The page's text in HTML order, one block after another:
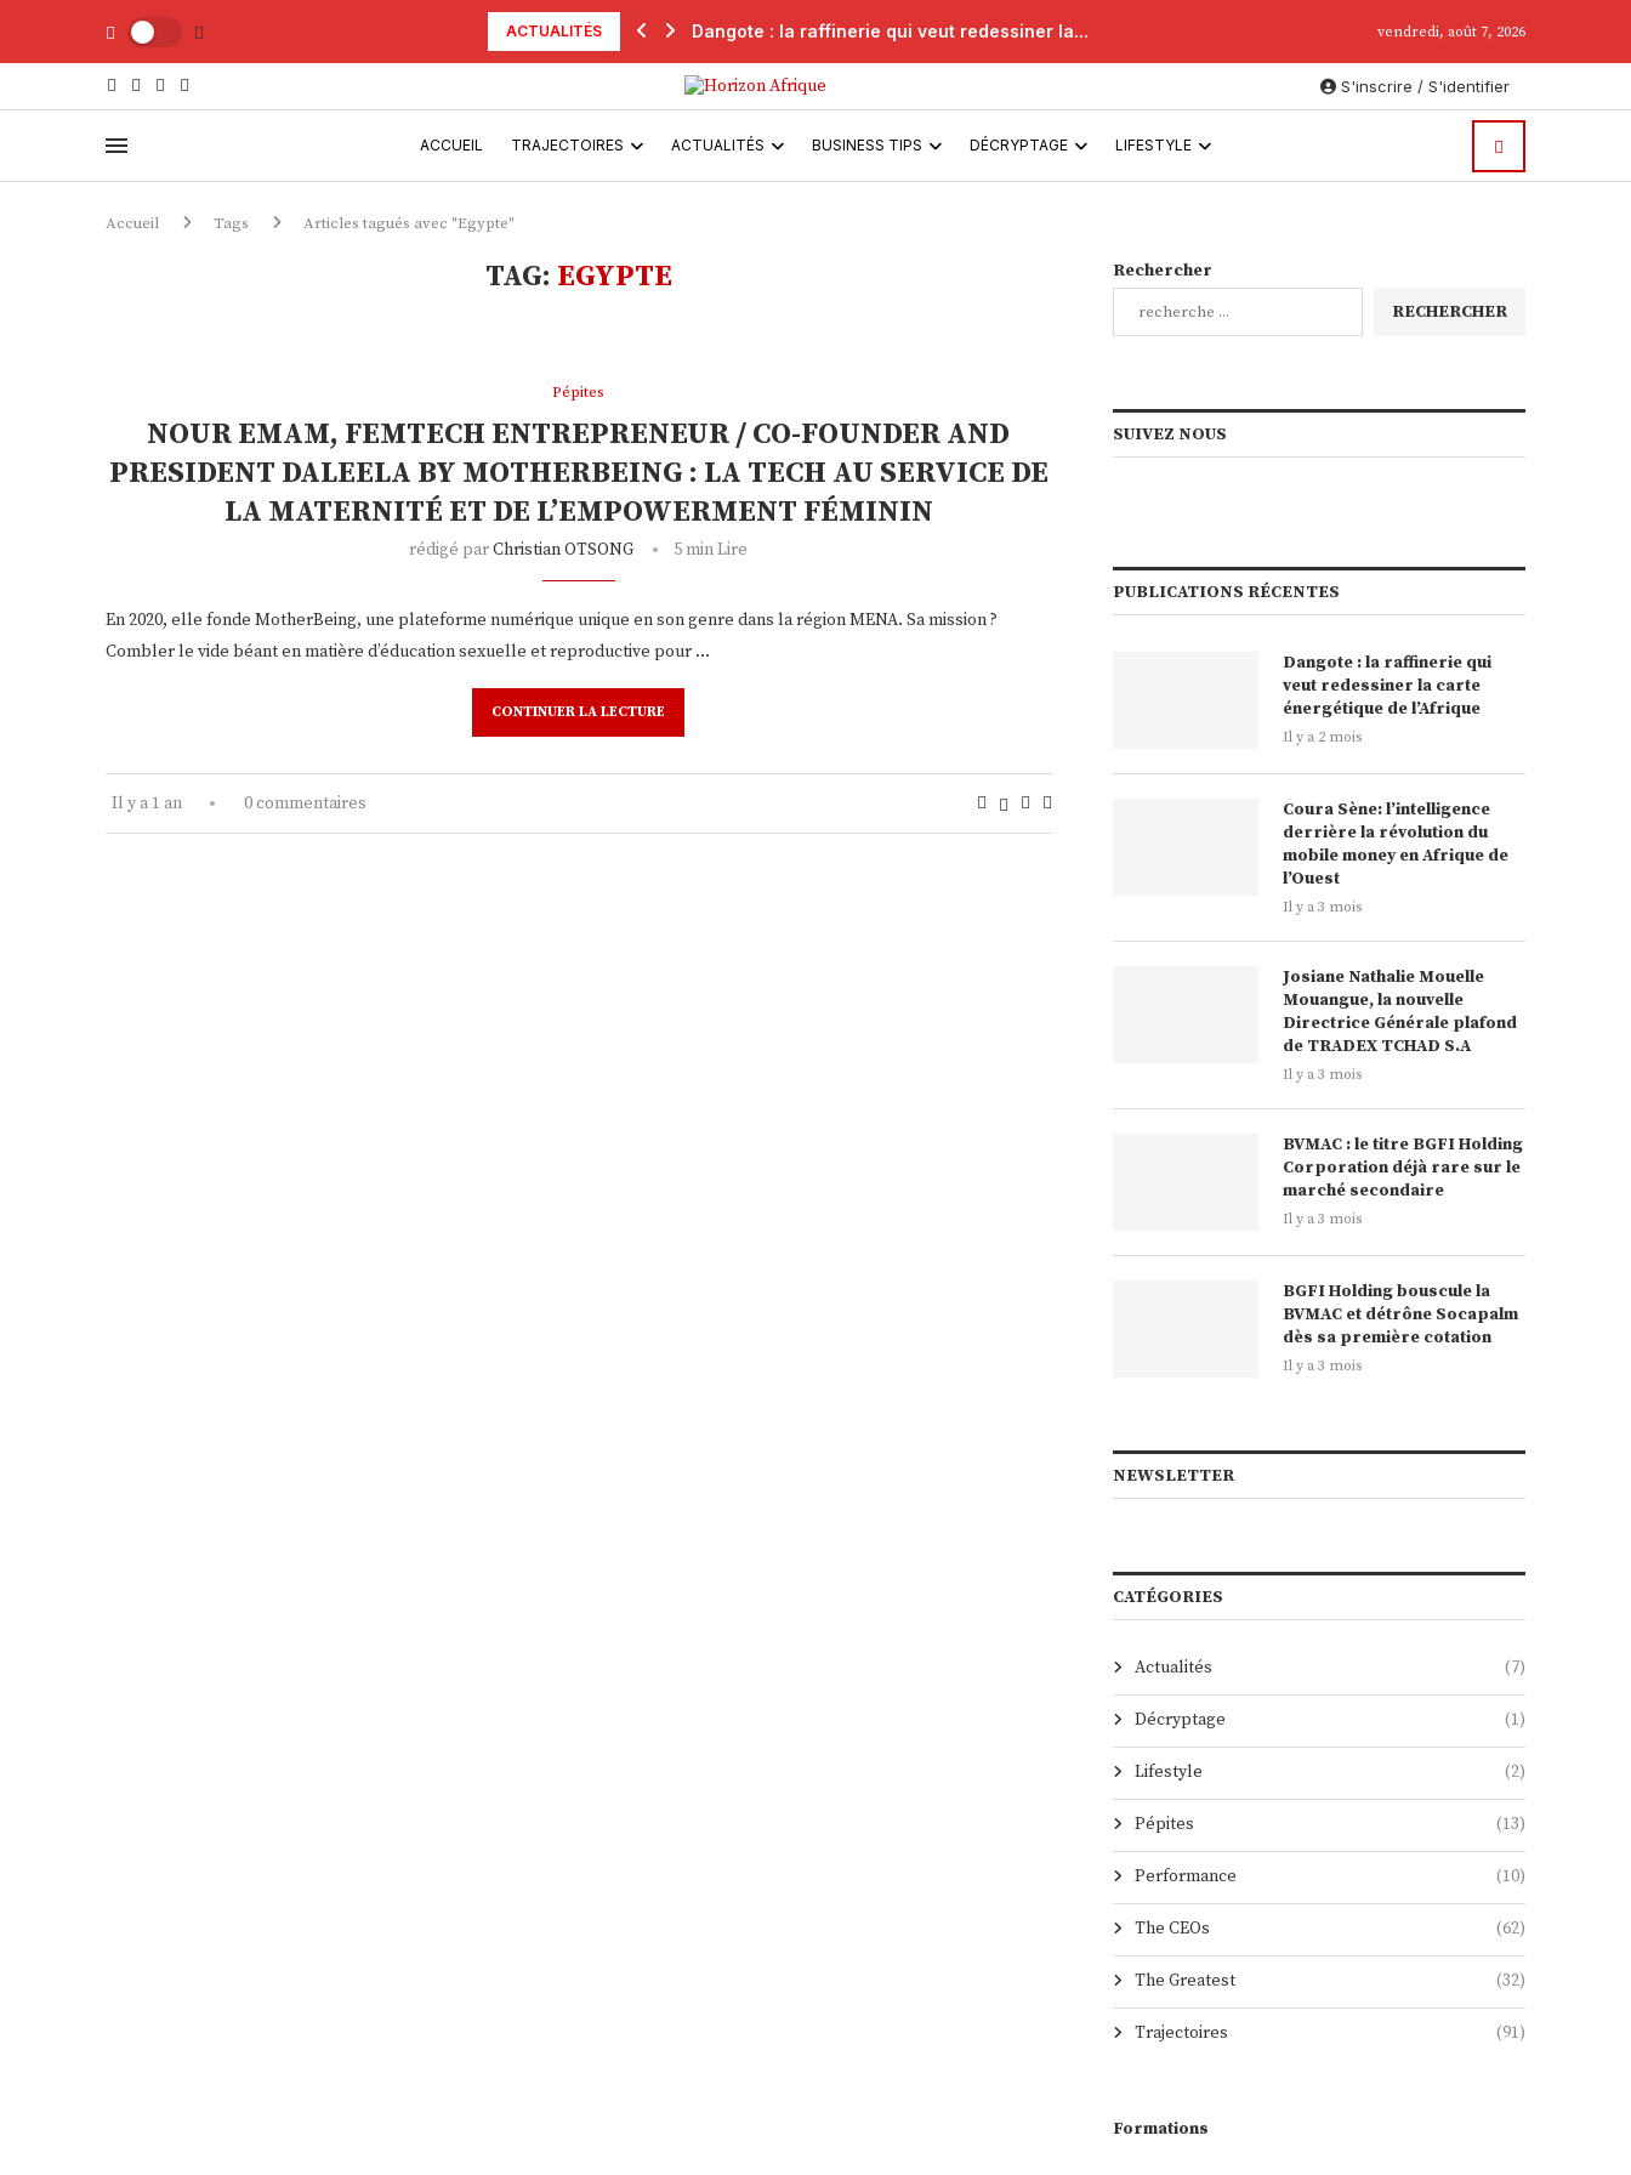
ACTUALITÉS Dangote : la raffinerie qui veut redessiner la... vendredi, août 7, 2026
S'inscrire / S'identifier
ACCUEIL TRAJECTOIRES ACTUALITÉS BUSINESS TIPS DÉCRYPTAGE LIFESTYLE
Accueil Tags Articles tagués avec "Egypte"
TAG: EGYPTE
Pépites
NOUR EMAM, FEMTECH ENTREPRENEUR / CO-FOUNDER AND
PRESIDENT DALEELA BY MOTHERBEING : LA TECH AU SERVICE DE
LA MATERNITÉ ET DE L’EMPOWERMENT FÉMININ
rédigé parChristian OTSONG 5 min Lire
En 2020, elle fonde MotherBeing, une plateforme numérique unique en son genre dans la région MENA. Sa mission ?
Combler le vide béant en matière d’éducation sexuelle et reproductive pour …
CONTINUER LA LECTURE
Il y a 1 an 0 commentaires
Rechercher
RECHERCHER
SUIVEZ NOUS
PUBLICATIONS RÉCENTES
Dangote : la raffinerie qui
veut redessiner la carte
énergétique de l’Afrique
Il y a 2 mois
Coura Sène: l’intelligence
derrière la révolution du
mobile money en Afrique de
l’Ouest
Il y a 3 mois
Josiane Nathalie Mouelle
Mouangue, la nouvelle
Directrice Générale plafond
de TRADEX TCHAD S.A
Il y a 3 mois
BVMAC : le titre BGFI Holding
Corporation déjà rare sur le
marché secondaire
Il y a 3 mois
BGFI Holding bouscule la
BVMAC et détrône Socapalm
dès sa première cotation
Il y a 3 mois
NEWSLETTER
CATÉGORIES
Actualités (7)
Décryptage (1)
Lifestyle (2)
Pépites (13)
Performance (10)
The CEOs (62)
The Greatest (32)
Trajectoires (91)
Formations